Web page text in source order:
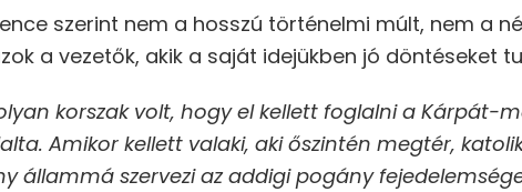
szerint nem a hosszú történelmi múlt, nem a
a vezetők, akik a saját idejükben jó döntéseket
korszak volt, hogy el kellett foglalni a Kárpát-
Amikor kellett valaki, aki őszintén megtér,
állammá szervezi az addigi pogány